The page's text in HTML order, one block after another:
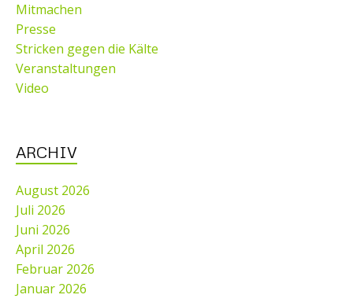
Mitmachen
Presse
Stricken gegen die Kälte
Veranstaltungen
Video
ARCHIV
August 2026
Juli 2026
Juni 2026
April 2026
Februar 2026
Januar 2026